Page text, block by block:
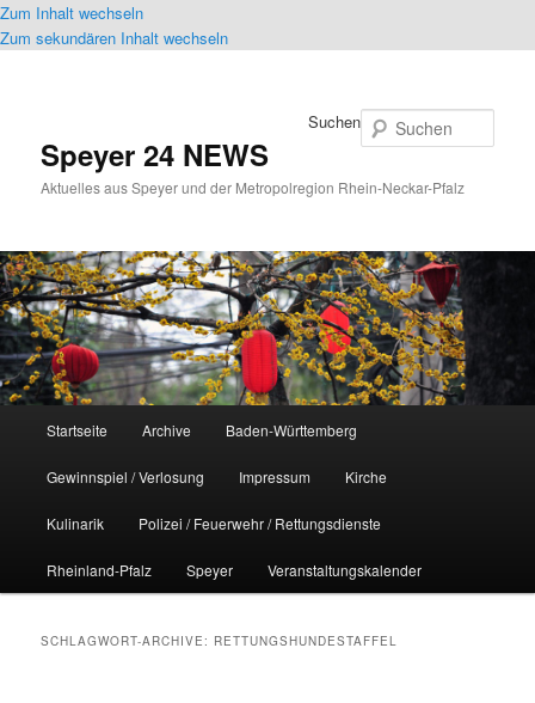
Zum Inhalt wechseln
Zum sekundären Inhalt wechseln
Speyer 24 NEWS
Aktuelles aus Speyer und der Metropolregion Rhein-Neckar-Pfalz
Suchen
Startseite Archive Baden-Württemberg
Gewinnspiel / Verlosung Impressum Kirche
Kulinarik Polizei / Feuerwehr / Rettungsdienste
Rheinland-Pfalz Speyer Veranstaltungskalender
SCHLAGWORT-ARCHIVE: RETTUNGSHUNDESTAFFEL